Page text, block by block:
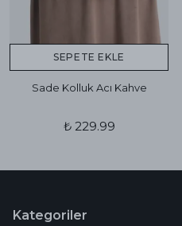
SEPETE EKLE
Sade Kolluk Acı Kahve
₺ 229.99
Kategoriler